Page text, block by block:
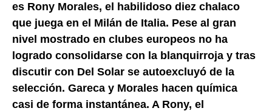
es Rony Morales, el habilidoso diez chalaco
que juega en el Milán de Italia. Pese al gran
nivel mostrado en clubes europeos no ha
logrado consolidarse con la blanquirroja y tras
discutir con Del Solar se autoexcluyó de la
selección. Gareca y Morales hacen química
casi de forma instantánea. A Rony, el